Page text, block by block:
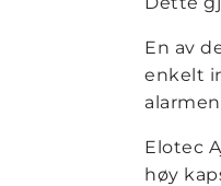
En av
enkelt
Elotec
høy